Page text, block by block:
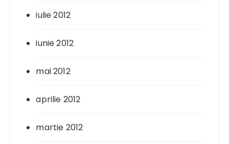
iulie 2012
iunie 2012
mai 2012
aprilie 2012
martie 2012